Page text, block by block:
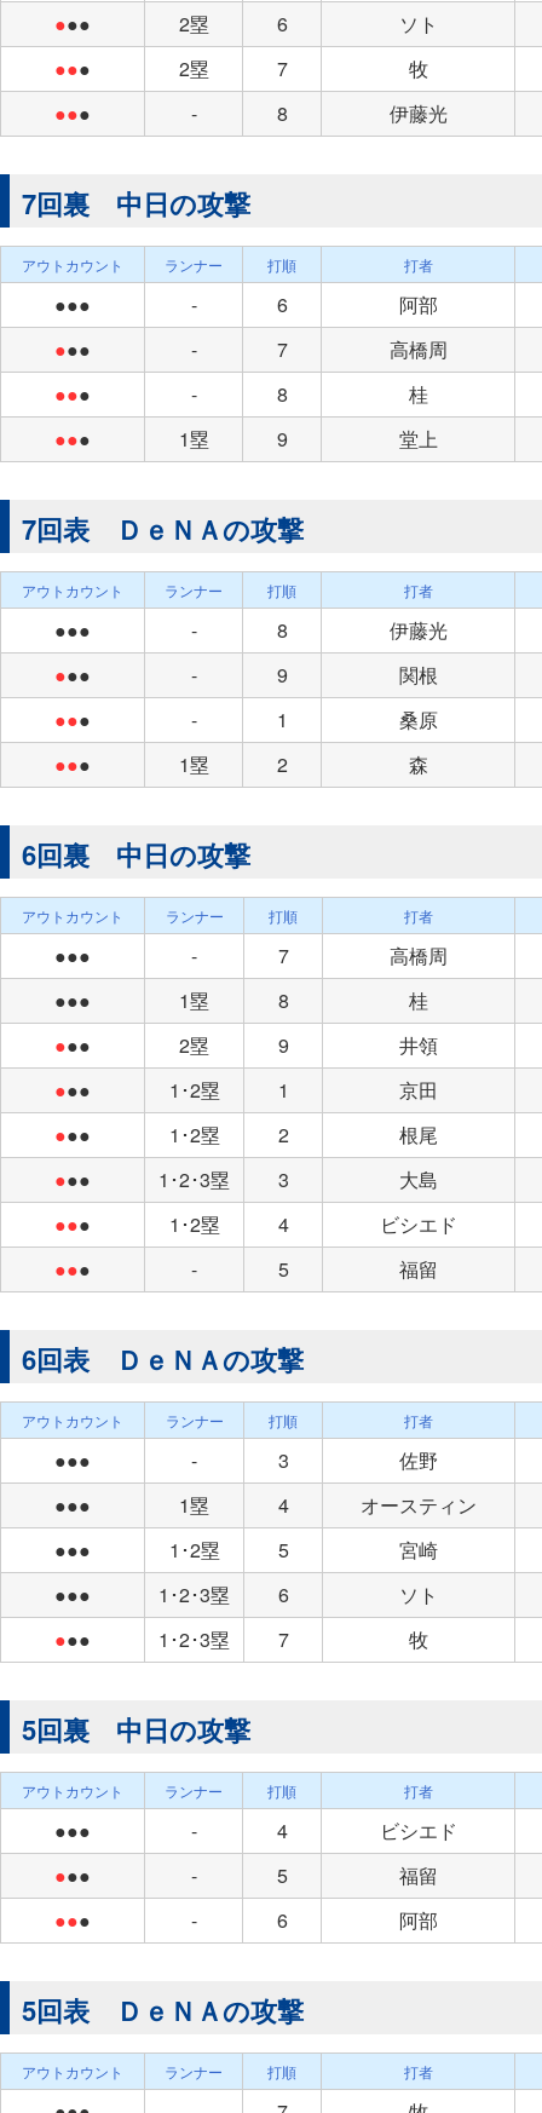
●●● 2塁 6
ソト
●●● 2塁 7
牧
●●● - 8 伊藤光
7回裏 中日の攻撃
アウトカウント ランナー 打順 打者
●●● - 6
阿部
●●● - 7
高橋周
●●● - 8
桂
●●● 1塁 9 堂上
7回表 ＤｅＮＡの攻撃
アウトカウント ランナー 打順 打者
●●● - 8
伊藤光
●●● - 9
関根
●●● - 1
桑原
●●● 1塁 2 森
6回裏 中日の攻撃
アウトカウント ランナー 打順 打者
●●● - 7
高橋周
●●●
1塁 8
桂
●●● 2塁 9
井領
●●● 1･2塁 1
京田
●●● 1･2塁 2
根尾
●●● 1･2･3塁 3
大島
●●● 1･2塁 4
ビシエド
●●● - 5 福留
6回表 ＤｅＮＡの攻撃
アウトカウント ランナー 打順 打者
●●● - 3
佐野
●●●
1塁 4
オースティン
●●●
1･2塁 5
宮崎
●●●
1･2･3塁 6
ソト
●●● 1･2･3塁 7 牧
5回裏 中日の攻撃
アウトカウント ランナー 打順 打者
●●● - 4
ビシエド
●●● - 5
福留
●●● - 6 阿部
5回表 ＤｅＮＡの攻撃
アウトカウント ランナー 打順 打者